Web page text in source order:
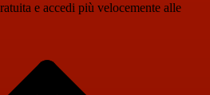
e accedi più velocemente alle